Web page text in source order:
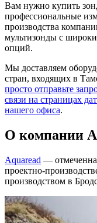
Вам нужно купить
профессиональные
производства
мультизонды с
опций.
Мы доставляем
стран, входящих в
просто отправьте
связи на страницах
нашего офиса.
О компании
Aquaread —
проектно-
производством в